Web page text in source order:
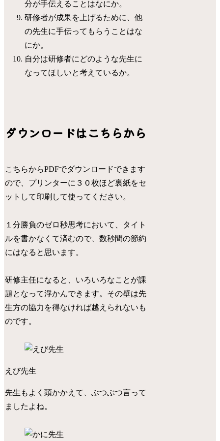
分が手伝えることはなにか。
研修者が成果を上げるために、他
の先生に手伝ってもらうことはな
にか。
自分は研修者にどのような先生に
なってほしいと考えているか。
ダウンロードはこちらから
こちらからPDFでダウンロードできます
ので、プリンターに３０枚ほど裏紙をセ
ットして印刷して使ってください。
１分勝負のゼロ秒思考において、タイト
ルを書かなくて済むので、数秒間の節約
にはなると思います。
研修主任になると、いろいろなことが課
題となって浮かんできます。その壁は先
生方の協力を得なければ越えられないも
のです。
えび先生
先生もよく頭かかえて、ぶつぶつ言って
ましたよね。